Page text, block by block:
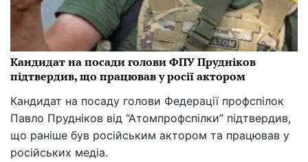
Кандидат на посади голови ФПУ Прудніков
підтвердив, що працював у росії актором
Кандидат на посаду голови Федерації профспілок
Павло Прудніков від “Атомпрофспілки” підтвердив,
що раніше був російським актором та працював у
російських медіа.